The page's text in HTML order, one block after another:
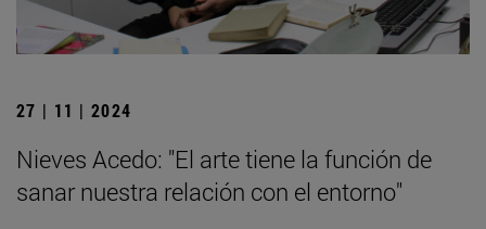
27 | 11 | 2024
Nieves Acedo: "El arte tiene la función de
sanar nuestra relación con el entorno"